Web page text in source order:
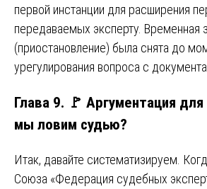
первой инстанции для расширения
передаваемых эксперту. Временная
(приостановление) была снята до
урегулирования вопроса с
Глава 9. 🚩 Аргументация
мы ловим судью?
Итак, давайте систематизируем.
Союза «Федерация судебных